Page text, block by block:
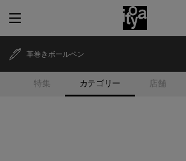
特集 カテゴリー 店舗
革巻きボールペン